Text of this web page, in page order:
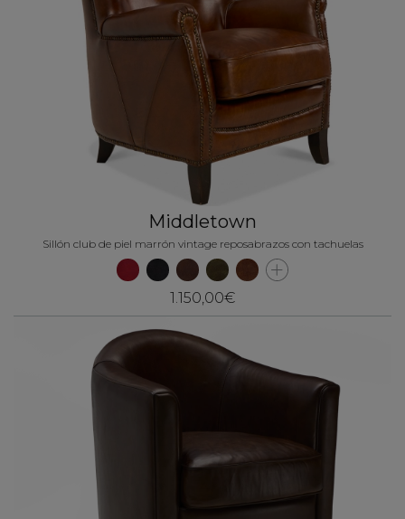
Middletown
Sillón club de piel marrón vintage reposabrazos con tachuelas
1.150,00€